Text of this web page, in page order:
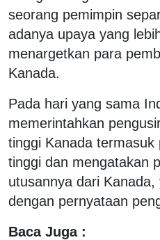
seorang pemimpin
adanya upaya yang
menargetkan para
Kanada.
Pada hari yang sama
memerintahkan
tinggi Kanada termasuk
tinggi dan mengatakan
utusannya dari
dengan pernyataan
Baca Juga :